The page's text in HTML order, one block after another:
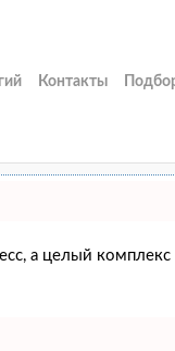
Контакты
а целый